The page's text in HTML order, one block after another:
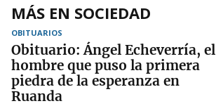
MÁS EN SOCIEDAD
OBITUARIOS
Obituario: Ángel Echeverría, el
hombre que puso la primera
piedra de la esperanza en
Ruanda